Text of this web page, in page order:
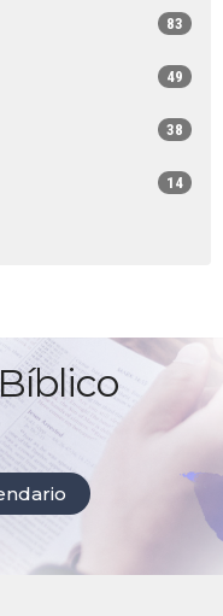
83
49
38
14